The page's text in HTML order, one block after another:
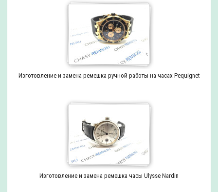
Изготовление и замена ремешка ручной работы на часах Pequignet
Изготовление и замена ремешка часы Ulysse Nardin